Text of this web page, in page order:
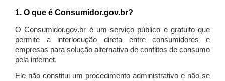
1. O que é Consumidor.gov.br?
O Consumidor.gov.br é um serviço público e gratuito que
permite a interlocução direta entre consumidores e
empresas para solução alternativa de conflitos de consumo
pela internet.
Ele não constitui um procedimento administrativo e não se